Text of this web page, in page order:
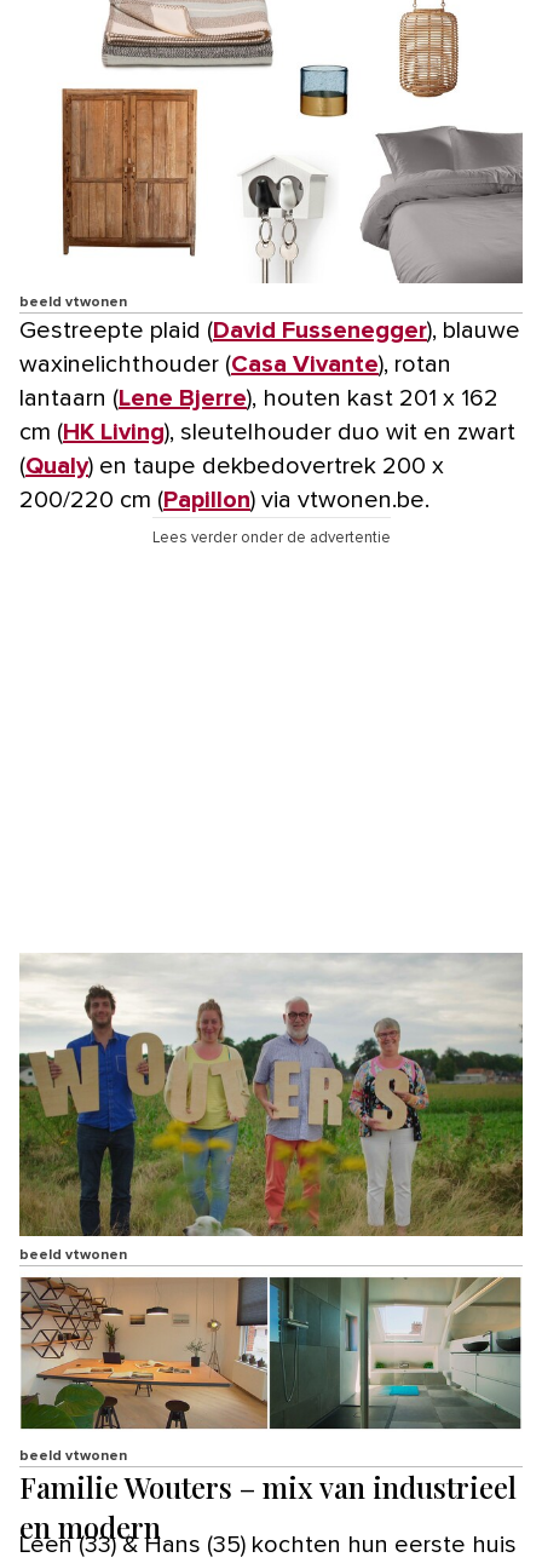
beeld vtwonen
Gestreepte plaid (David Fussenegger), blauwe
waxinelichthouder (Casa Vivante), rotan
lantaarn (Lene Bjerre), houten kast 201 x 162
cm (HK Living), sleutelhouder duo wit en zwart
(Qualy) en taupe dekbedovertrek 200 x
200/220 cm (Papillon) via vtwonen.be.
Lees verder onder de advertentie
beeld vtwonen
beeld vtwonen
Familie Wouters – mix van industrieel
en modern
Leen (33) & Hans (35) kochten hun eerste huis